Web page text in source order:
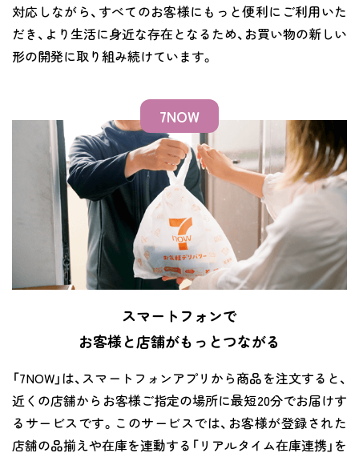
対応しながら、すべてのお客様にもっと便利にご利用いた
だき、より生活に身近な存在となるため、お買い物の新しい
形の開発に取り組み続けています。
7NOW
スマートフォンで
お客様と店舗がもっとつながる
「7NOW」は、スマートフォンアプリから商品を注文すると、
近くの店舗からお客様ご指定の場所に最短20分でお届けす
るサービスです。このサービスでは、お客様が登録された
店舗の品揃えや在庫を連動する「リアルタイム在庫連携」を